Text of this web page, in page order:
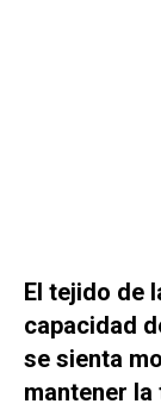
El tejido de
capacidad
se sienta
mantener